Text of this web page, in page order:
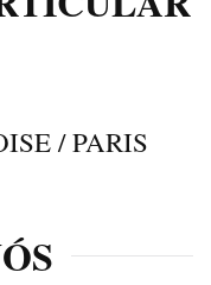
/ PARIS
S